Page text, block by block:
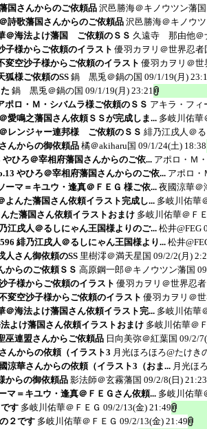
国さんからのご依頼品 沢邑勝海＠キノウツン藩国
詩歌藩国さんからのご依頼品 沢邑勝海＠キノウ
＠海法よけ藩国 ご依頼のＳＳ 久遠寺 那由他＠
様からご依頼のイラスト 優羽カヲリ＠世界忍者
空沙子様からご依頼のイラスト 優羽カヲリ＠世
様ご依頼のSS 鍋 黒兎＠鍋の国 09/1/19(月)
鍋 黒兎＠鍋の国 09/1/19(月) 23:21
ロ・Ｍ・シバムラ様ご依頼のＳＳ アキラ・フィ
愛鳴之藩国さん依頼ＳＳが完成しま... 多岐川佑華
レンジャー連邦様 ご依頼のＳＳ 緋乃江戌人＠
んからの御依頼品 橘＠akiharu国 09/1/24(土) 18:38
ひろ＠宰相府藩国さんからのご依... アポロ・Ｍ
やひろ＠宰相府藩国さんからのご依... アポロ・
マ＝キユウ・逢真＠ＦＥＧ 様ご依... 夜國涼華＠
んた藩国さん依頼イラスト完成し... 多岐川佑華
た藩国さん依頼イラストおまけ 多岐川佑華＠Ｆ
江戌人＠るしにゃん王国様よりのご... 松井@FEG
緋乃江戌人＠るしにゃん王国様より... 松井
さん御依頼のSS 里樹澪＠満天星国 09/2/2(月)
らのご依頼ＳＳ 高原鋼一郎＠キノウツン藩国
子様からご依頼のイラスト 優羽カヲリ＠世界忍
変空沙子様からご依頼のイラスト 優羽カヲリ＠
海法よけ藩国さん依頼イラスト完... 多岐川佑華
よけ藩国さん依頼イラストおまけ 多岐川佑華＠
連盟さんからご依頼品 日向美弥＠紅葉国 09/2/
んからの依頼（イラスト3 月光ほろほろ@たけき
涼華さんからの依頼（イラスト3（おま... 月光ほ
からの御依頼品 影法師＠玄霧藩国 09/2/8(日) 21:23
マ＝キユウ・逢真＠ＦＥＧさん依頼... 多岐川佑華
す 多岐川佑華＠ＦＥＧ 09/2/13(金) 21:49
２です 多岐川佑華＠ＦＥＧ 09/2/13(金) 21:49